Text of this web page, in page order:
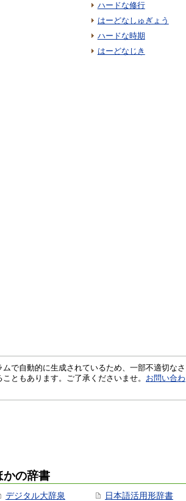
ハードな修行
はーどなしゅぎょう
ハードな時期
はーどなじき
で自動的に生成されているため、一部不適切なさ
ともあります。ご了承くださいませ。 お問い合わ
かの辞書
デジタル大辞泉
日本語活用形辞書